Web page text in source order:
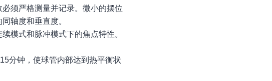
须严格测量并记录。微小的摆位
轴度和垂直度。
模式和脉冲模式下的焦点特性。
分钟，使球管内部达到热平衡状